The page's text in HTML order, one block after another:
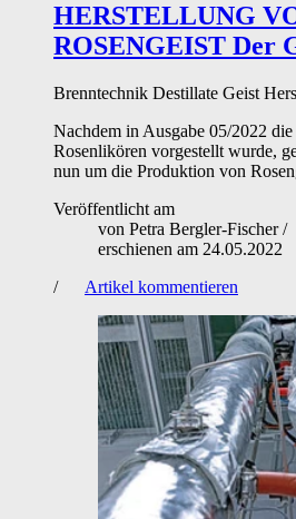
HERSTELLUNG
ROSENGEIST Der
Brenntechnik Destillate Geist
Nachdem in Ausgabe 05/2022
Rosenlikören vorgestellt wurde,
nun um die Produktion von
Veröffentlicht am
von Petra Bergler-Fischer/
erschienen am 24.05.2022
/
Artikel kommentieren